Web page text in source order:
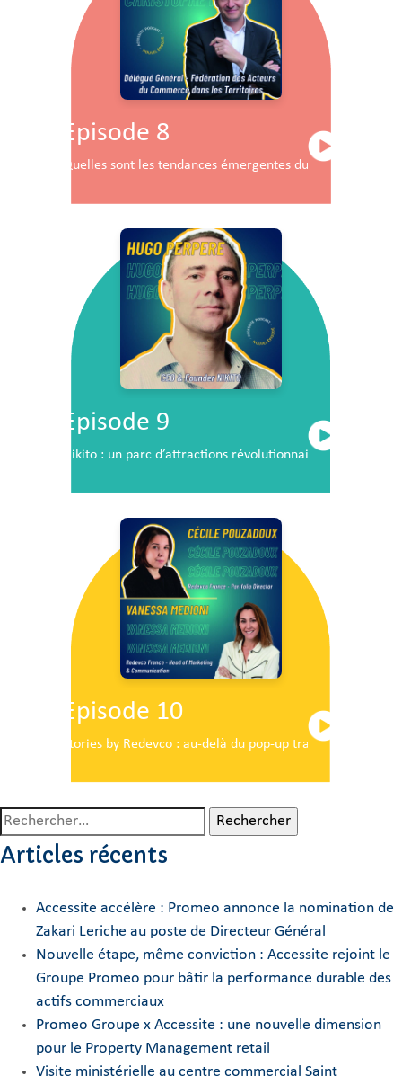
Episode 8
Quelles sont les tendances émergentes du commerce en
Episode 9
Nikito : un parc d’attractions révolutionnaire en plein
Episode 10
Stories by Redevco : au-delà du pop-up traditionnel
Rechercher :
Articles récents
Accessite accélère : Promeo annonce la nomination de
Zakari Leriche au poste de Directeur Général
Nouvelle étape, même conviction : Accessite rejoint le
Groupe Promeo pour bâtir la performance durable des
actifs commerciaux
Promeo Groupe x Accessite : une nouvelle dimension
pour le Property Management retail
Visite ministérielle au centre commercial Saint